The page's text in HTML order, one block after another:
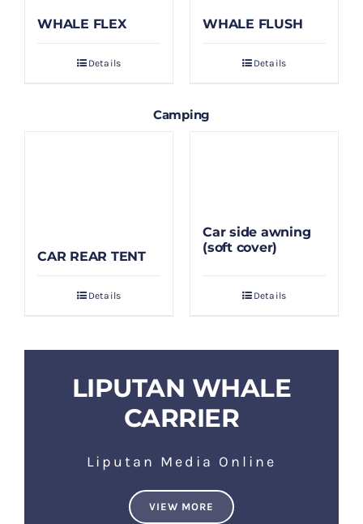
WHALE FLEX
Details
WHALE FLUSH
Details
Camping
CAR REAR TENT
Details
Car side awning
(soft cover)
Details
LIPUTAN WHALE
CARRIER
Liputan Media Online
VIEW MORE